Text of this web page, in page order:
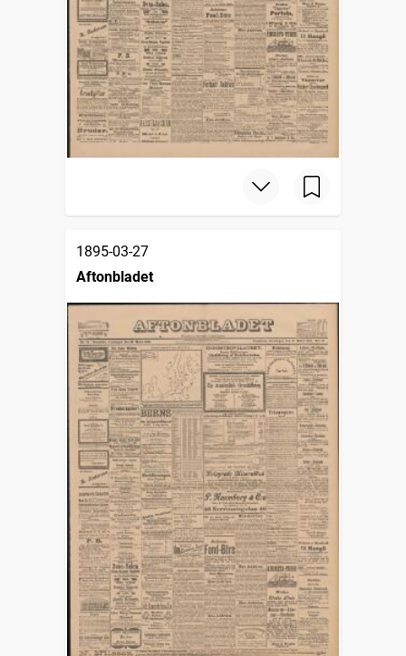
1895-03-27
Aftonbladet